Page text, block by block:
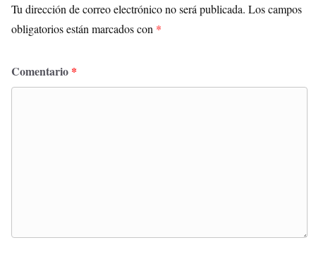
Tu dirección de correo electrónico no será publicada. Los campos
obligatorios están marcados con *
Comentario *